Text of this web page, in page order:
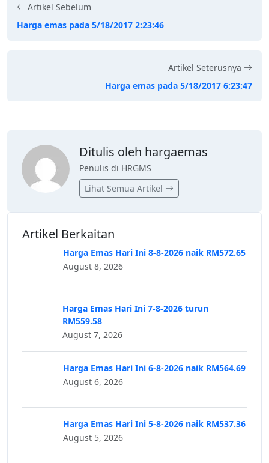
Artikel Sebelum
Harga emas pada 5/18/2017 2:23:46
Artikel Seterusnya
Harga emas pada 5/18/2017 6:23:47
Ditulis oleh hargaemas
Penulis di HRGMS
Lihat Semua Artikel
Artikel Berkaitan
Harga Emas Hari Ini 8-8-2026 naik RM572.65
August 8, 2026
Harga Emas Hari Ini 7-8-2026 turun
RM559.58
August 7, 2026
Harga Emas Hari Ini 6-8-2026 naik RM564.69
August 6, 2026
Harga Emas Hari Ini 5-8-2026 naik RM537.36
August 5, 2026